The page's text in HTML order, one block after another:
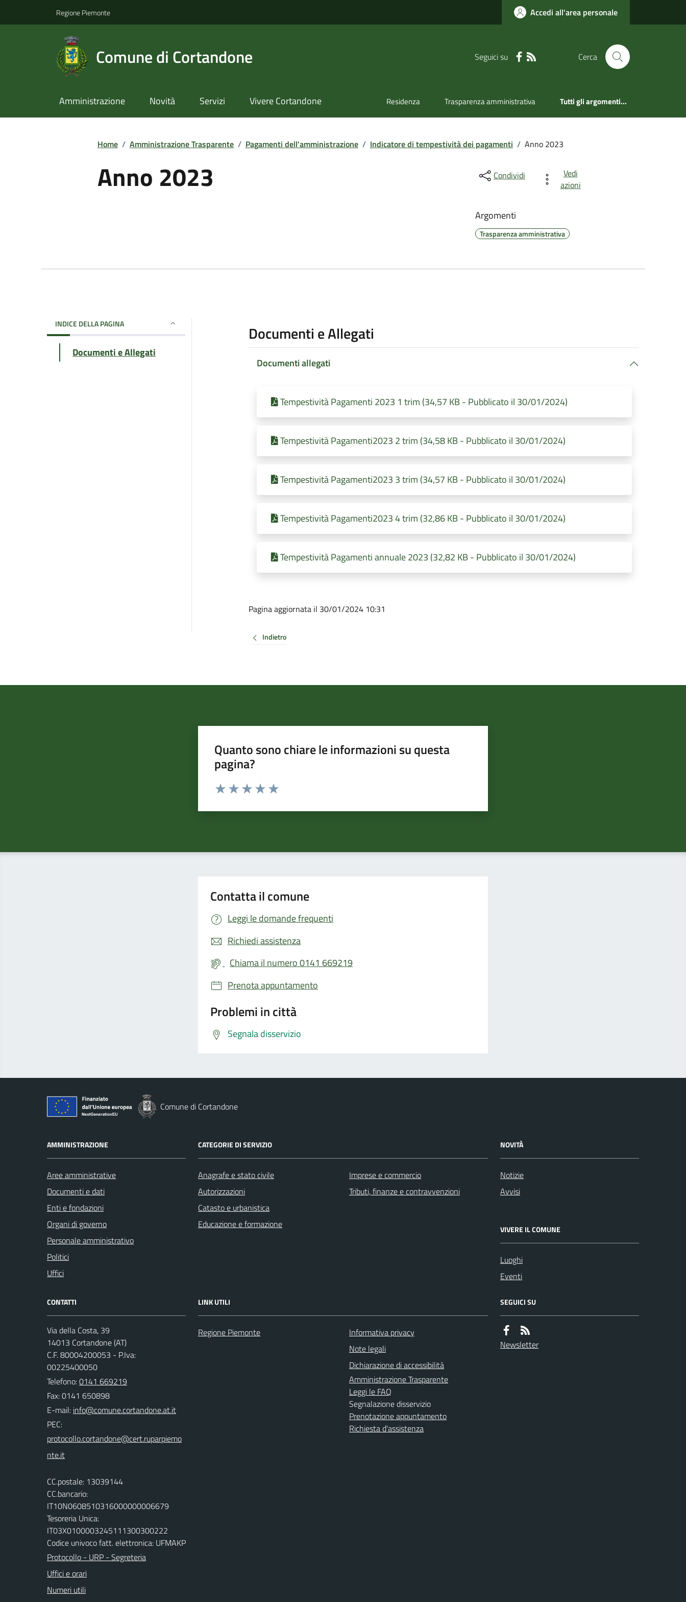
Regione Piemonte Accedi all'area personale
Comune di Cortandone Seguici su Cerca
Amministrazione Novità Servizi Vivere Cortandone Residenza Trasparenza amministrativa Tutti gli argomenti...
Home / Amministrazione Trasparente / Pagamenti dell'amministrazione / Indicatore di tempestività dei pagamenti / Anno 2023
Anno 2023 Condividi
Vedi
azioni
Argomenti
Trasparenza amministrativa
INDICE DELLA PAGINA
Documenti e Allegati
Documenti e Allegati
Documenti allegati
Tempestività Pagamenti 2023 1 trim (34,57 KB - Pubblicato il 30/01/2024)
Tempestività Pagamenti2023 2 trim (34,58 KB - Pubblicato il 30/01/2024)
Tempestività Pagamenti2023 3 trim (34,57 KB - Pubblicato il 30/01/2024)
Tempestività Pagamenti2023 4 trim (32,86 KB - Pubblicato il 30/01/2024)
Tempestività Pagamenti annuale 2023 (32,82 KB - Pubblicato il 30/01/2024)
Pagina aggiornata il 30/01/2024 10:31
Indietro
Quanto sono chiare le informazioni su questa
pagina?
Valuta da 1 a 5 stelle la pagina
Contatta il comune
Leggi le domande frequenti
Richiedi assistenza
Chiama il numero 0141 669219
Prenota appuntamento
Problemi in città
Segnala disservizio
Comune di Cortandone
AMMINISTRAZIONE
Aree amministrative
Documenti e dati
Enti e fondazioni
Organi di governo
Personale amministrativo
Politici
Uffici
CATEGORIE DI SERVIZIO
Anagrafe e stato civile
Autorizzazioni
Catasto e urbanistica
Educazione e formazione
Imprese e commercio
Tributi, finanze e contravvenzioni
NOVITÀ
Notizie
Avvisi
VIVERE IL COMUNE
Luoghi
Eventi
CONTATTI
Via della Costa, 39
14013 Cortandone (AT)
C.F. 80004200053 - P.Iva:
00225400050
Telefono:0141 669219
Fax: 0141 650898
E-mail:
PEC:
CC.postale: 13039144
CC.bancario:
IT10N0608510316000000006679
Tesoreria Unica:
IT03X0100003245111300300222
Codice univoco fatt. elettronica: UFMAKP
Protocollo - URP - Segreteria
Uffici e orari
Numeri utili
LINK UTILI
Regione Piemonte
Informativa privacy
Note legali
Dichiarazione di accessibilità
Amministrazione Trasparente
Leggi le FAQ
Segnalazione disservizio
Prenotazione appuntamento
Richiesta d'assistenza
SEGUICI SU
Newsletter